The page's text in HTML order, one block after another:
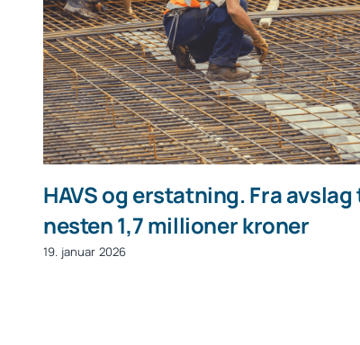
HAVS og erstatning. Fra avslag
nesten 1,7 millioner kroner
19. januar 2026